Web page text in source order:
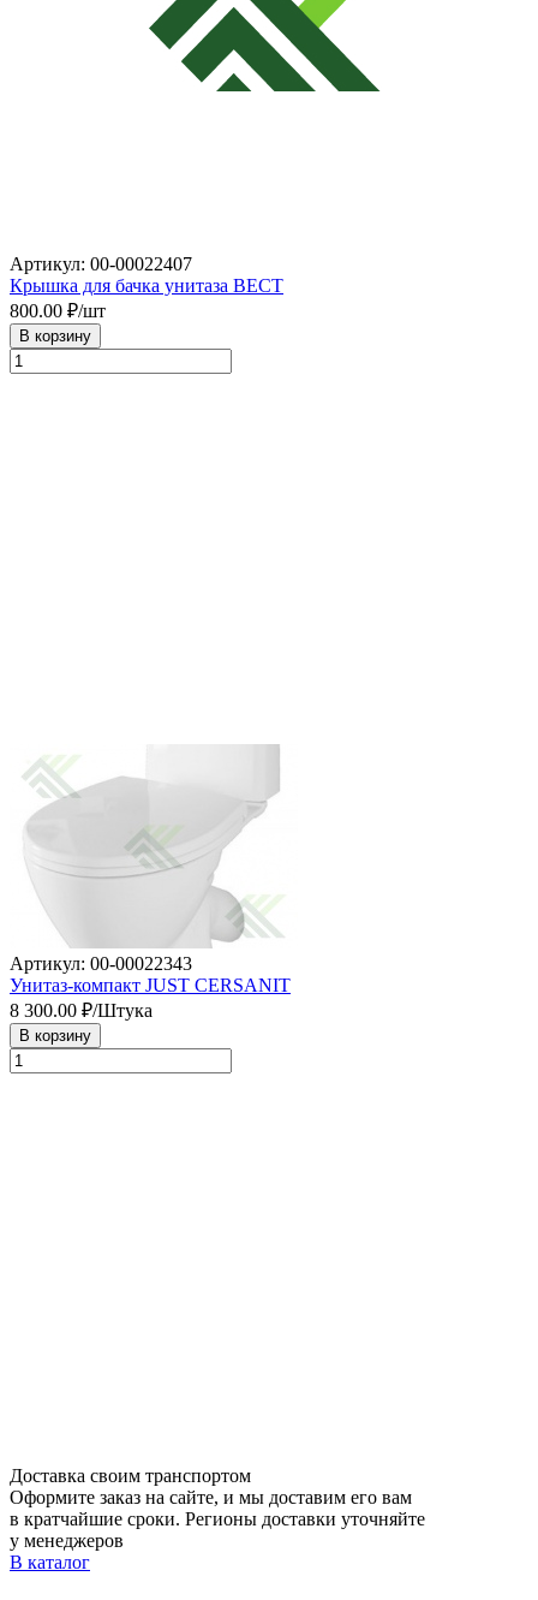
Артикул: 00-00022407
Крышка для бачка унитаза BECT
800.00 ₽/шт
В корзину
Артикул: 00-00022343
Унитаз-компакт JUST CERSANIT
8 300.00 ₽/Штука
В корзину
Доставка своим транспортом
Оформите заказ на сайте, и мы доставим его вам
в кратчайшие сроки. Регионы доставки уточняйте
у менеджеров
В каталог